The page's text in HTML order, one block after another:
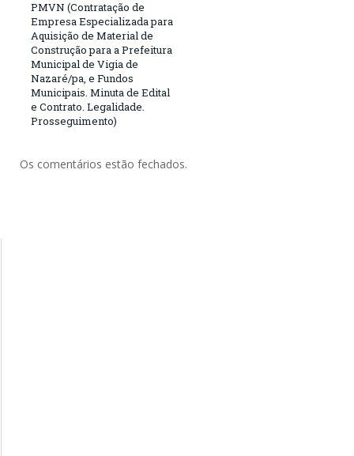
PMVN (Contratação de
Empresa Especializada para
Aquisição de Material de
Construção para a Prefeitura
Municipal de Vigia de
Nazaré/pa, e Fundos
Municipais. Minuta de Edital
e Contrato. Legalidade.
Prosseguimento)
Os comentários estão fechados.